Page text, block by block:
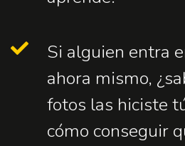
Si alguien entra
ahora mismo,
fotos las hiciste
cómo conseguir